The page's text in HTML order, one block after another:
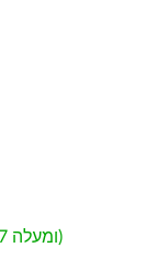
Windows x86_64 (נדרשת Windows 7 ומעלה)